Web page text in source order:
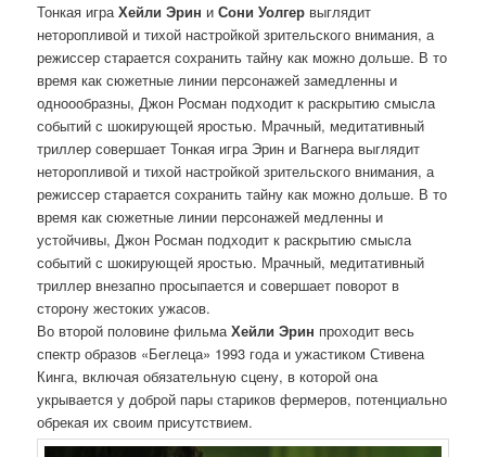
Тонкая играХейли Эрин иСони Уолгер выглядит
неторопливой и тихой настройкой зрительского внимания, а
режиссер старается сохранить тайну как можно дольше. В то
время как сюжетные линии персонажей замедленны и
одноообразны, Джон Росман подходит к раскрытию смысла
событий с шокирующей яростью. Мрачный, медитативный
триллер совершает Тонкая игра Эрин и Вагнера выглядит
неторопливой и тихой настройкой зрительского внимания, а
режиссер старается сохранить тайну как можно дольше. В то
время как сюжетные линии персонажей медленны и
устойчивы, Джон Росман подходит к раскрытию смысла
событий с шокирующей яростью. Мрачный, медитативный
триллер внезапно просыпается и совершает поворот в
сторону жестоких ужасов.
Во второй половине фильмаХейли Эрин проходит весь
спектр образов «Беглеца» 1993 года и ужастиком Стивена
Кинга, включая обязательную сцену, в которой она
укрывается у доброй пары стариков фермеров, потенциально
обрекая их своим присутствием.